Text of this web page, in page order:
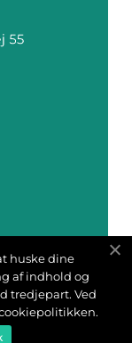
huske dine
af indhold og
tredjepart. Ved